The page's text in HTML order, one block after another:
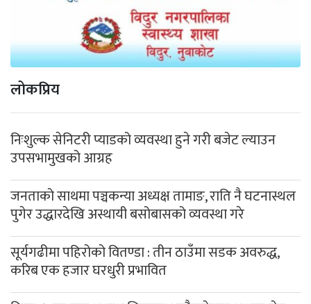
लोकप्रिय
निःशुल्क सेनिटरी प्याडको व्यवस्था हुने गरी बजेट ल्याउन
उपसभामुखको आग्रह
जनताको साथमा पञ्चकन्या अध्यक्ष तामाङ, राति नै घटनास्थल
पुगेर उद्धारदेखि अस्थायी बसोबासको व्यवस्था गरे
सूर्यगढीमा पहिरोको वितण्डा : तीन ठाउँमा सडक अवरुद्ध,
करिब एक हजार घरधुरी प्रभावित